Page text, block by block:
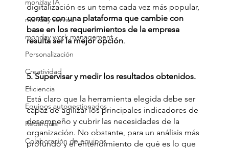
monday IA
monday service
monday work management
Personalización
Creatividad
Eficiencia
Equipos autogestionados
Redarquía
Colaboración de equipos
digitalización es un tema cada vez más popular,
contar con una plataforma que cambie con
base en los requerimientos de la empresa
resulta ser la mejor opción.
5. Supervisar y medir los resultados obtenidos.
Está claro que la herramienta elegida debe ser
capaz de agilizar los principales indicadores de
desempeño y cubrir las necesidades de la
organización. No obstante, para un análisis más
profundo y el entendimiento de qué es lo que